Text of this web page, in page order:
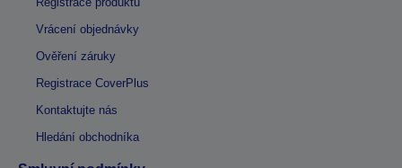
Vrácení objednávky
Ověření záruky
Registrace CoverPlus
Kontaktujte nás
Hledání obchodníka